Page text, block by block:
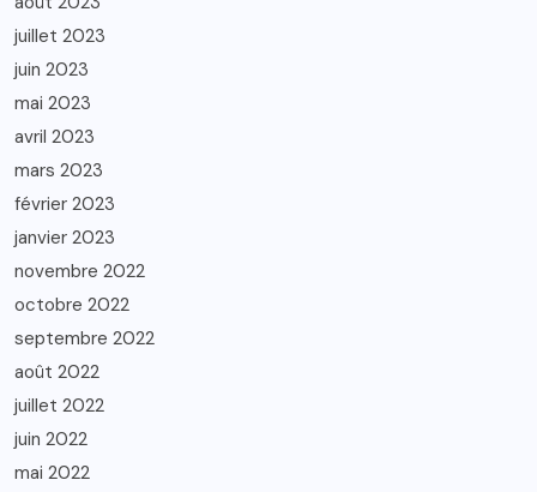
juillet 2023
juin 2023
mai 2023
avril 2023
mars 2023
février 2023
janvier 2023
novembre 2022
octobre 2022
septembre 2022
août 2022
juillet 2022
juin 2022
mai 2022